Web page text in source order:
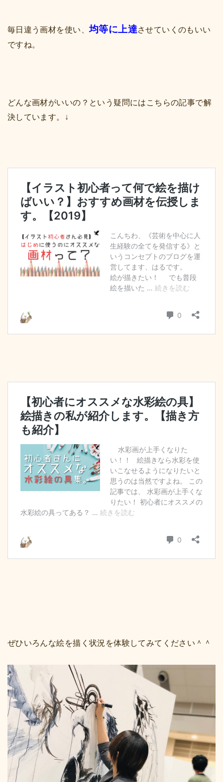
毎日違う画材を使い、均等に上達させていくのもいい
ですね。
どんな画材がいいの？という疑問にはこちらの記事で解
決しています。↓
ぜひいろんな絵を描く状況を体験してみてください＾＾